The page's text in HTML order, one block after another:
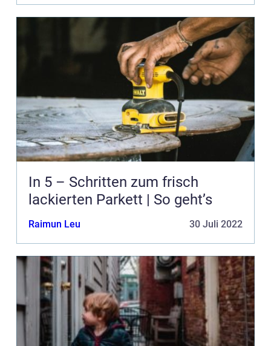
In 5 – Schritten zum frisch
lackierten Parkett | So geht’s
Raimun Leu 30 Juli 2022